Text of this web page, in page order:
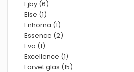
Ejby (6)
Else (1)
Enhörna (1)
Essence (2)
Eva (1)
Excellence (1)
Farvet glas (15)